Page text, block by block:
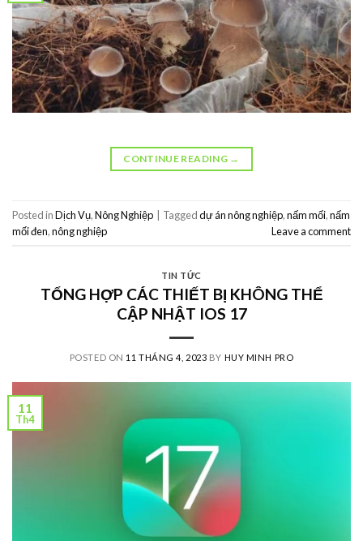
CONTINUE READING →
Posted inDịch Vụ,Nông Nghiệp | Taggeddự án nông nghiệp,nấm mối,nấm
mối đen,nông nghiệp Leave a comment
TIN TỨC
TỔNG HỢP CÁC THIẾT BỊ KHÔNG THỂ
CẬP NHẬT IOS 17
POSTED ON 11 THÁNG 4, 2023 BY HUY MINH PRO
11
Th4